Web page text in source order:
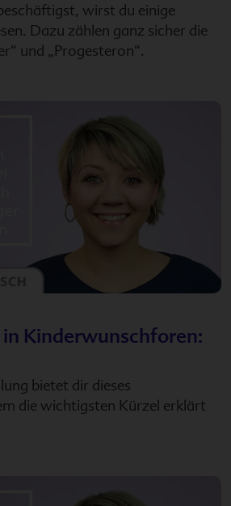
wirst du einige
Dazu zählen ganz sicher die
und „Progesteron“.
Kinderwunschforen:
bietet dir dieses
die wichtigsten Kürzel erklärt